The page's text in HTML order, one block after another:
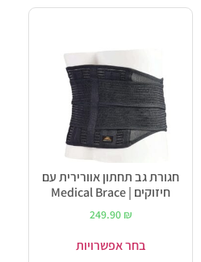
חגורת גב תחתון אוורירית עם
חיזוקים | Medical Brace
249.90 ₪
בחר אפשרויות